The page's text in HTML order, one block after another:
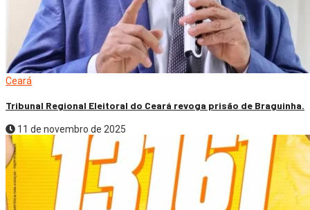
Ceará
Tribunal Regional Eleitoral do Ceará revoga prisão de Braguinha.
11 de novembro de 2025